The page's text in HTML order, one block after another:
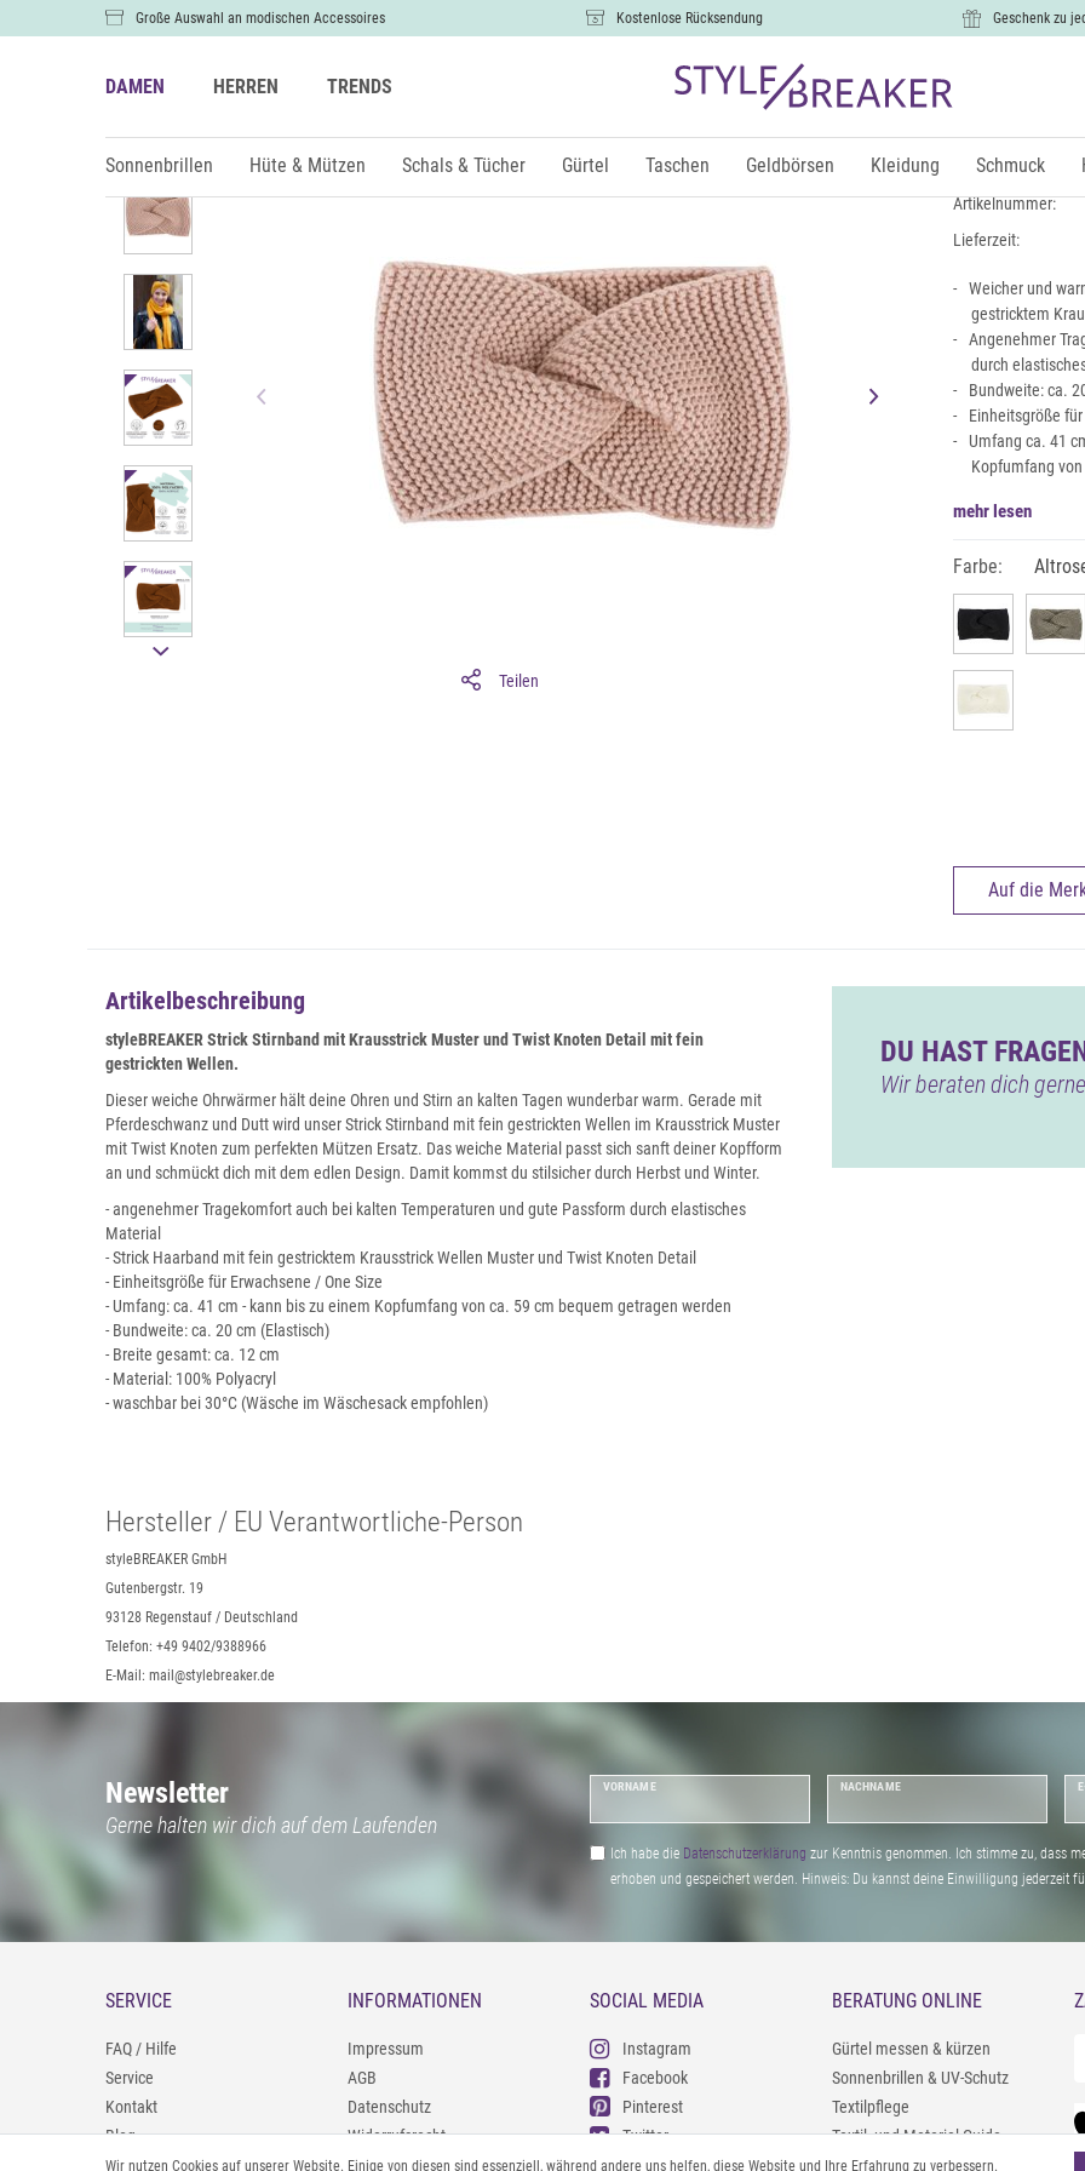
Große Auswahl an modischen Accessoires Kostenlose Rücksendung Geschenk zu
DAMEN HERREN TRENDS
Sonnenbrillen Hüte & Mützen Schals & Tücher Gürtel Taschen Geldbörsen Kleidung Schmuck
Teilen
9,99 €
inkl.
Artikelnummer:
Lieferzeit:
Weicher und
gestricktem
Angenehmer
durch
Bundweite: ca.
Einheitsgröße
Umfang ca. 41
Kopfumfang
mehr lesen
Farbe:
Auf die
Artikelbeschreibung
styleBREAKER Strick Stirnband mit Krausstrick Muster und Twist Knoten Detail mit fein
gestrickten Wellen.
Dieser weiche Ohrwärmer hält deine Ohren und Stirn an kalten Tagen wunderbar warm. Gerade mit
Pferdeschwanz und Dutt wird unser Strick Stirnband mit fein gestrickten Wellen im Krausstrick Muster
mit Twist Knoten zum perfekten Mützen Ersatz. Das weiche Material passt sich sanft deiner Kopfform
an und schmückt dich mit dem edlen Design. Damit kommst du stilsicher durch Herbst und Winter.
- angenehmer Tragekomfort auch bei kalten Temperaturen und gute Passform durch elastisches
Material
- Strick Haarband mit fein gestricktem Krausstrick Wellen Muster und Twist Knoten Detail
- Einheitsgröße für Erwachsene / One Size
- Umfang: ca. 41 cm - kann bis zu einem Kopfumfang von ca. 59 cm bequem getragen werden
- Bundweite: ca. 20 cm (Elastisch)
- Breite gesamt: ca. 12 cm
- Material: 100% Polyacryl
- waschbar bei 30°C (Wäsche im Wäschesack empfohlen)
DU HAST
Wir beraten dich
Hersteller / EU Verantwortliche-Person
styleBREAKER GmbH
Gutenbergstr. 19
93128 Regenstauf / Deutschland
Telefon: +49 9402/9388966
E-Mail: mail@stylebreaker.de
Newsletter
Gerne halten wir dich auf dem Laufenden
VORNAME NACHNAME
Ich habe die Daten­schutz­erklärung zur Kenntnis genommen. Ich stimme zu, dass
erhoben und gespeichert werden. Hinweis: Du kannst deine Einwilligung jederzeit
SERVICE
FAQ / Hilfe
Service
Kontakt
Blog
09402/9388966
INFORMATIONEN
Impressum
AGB
Datenschutz
Widerrufsrecht
Zahlung und Versand
SOCIAL MEDIA
Instagram
Facebook
Pinterest
Twitter
Youtube
BERATUNG ONLINE
Gürtel messen & kürzen
Sonnenbrillen & UV-Schutz
Textilpflege
Textil- und Material-Guide
Geldbörse richtig organisieren
Wir nutzen Cookies auf unserer Website. Einige von diesen sind essenziell, während andere uns helfen, diese Website und Ihre Erfahrung zu verbessern.